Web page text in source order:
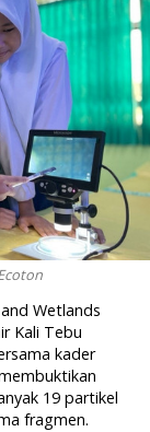
Wetlands
Kali Tebu
kader
19 partikel
fragmen.